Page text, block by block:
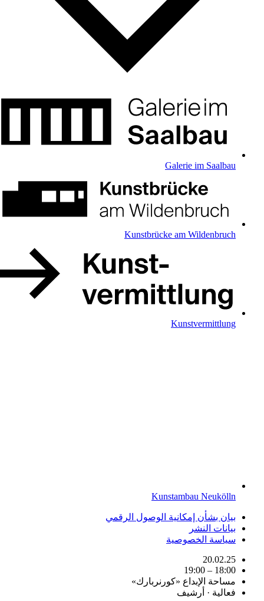
Galerie im Saalbau
Kunstbrücke am Wildenbruch
Kunstvermittlung
Kunstambau Neukölln
بيان بشأن إمكانية الوصول الرقمي
بيانات النشر
سياسة الخصوصية
20.02.25
18:00 – 19:00
مساحة الإبداع «كورنربارك»
فعالية · أرشيف